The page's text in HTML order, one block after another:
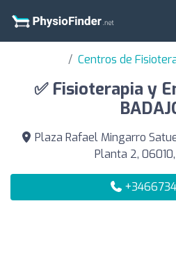
Centros de
✅ Fisioterapia y
Plaza Rafael Mingarro
Planta 2,